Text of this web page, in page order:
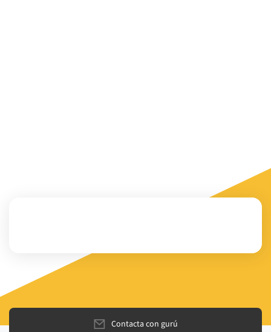
Contacta con gurú